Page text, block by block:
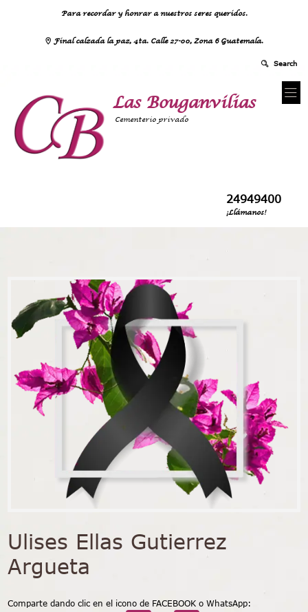
Para recordar y honrar a nuestros seres queridos.
Final calzada la paz, 4ta. Calle 27-00, Zona 6 Guatemala.
Las Bouganvilias
Cementerio privado
24949400
¡Llámanos!
Ulises Ellas Gutierrez
Argueta
Comparte dando clic en el icono de FACEBOOK o WhatsApp: